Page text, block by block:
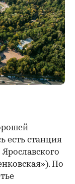
есть станция
По